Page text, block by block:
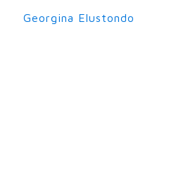
Georgina Elustondo